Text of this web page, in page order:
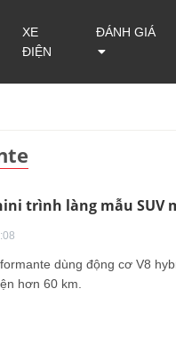
XE
ĐIỆN
ĐÁNH GIÁ
trình làng mẫu SUV
dùng động cơ V8
hơn 60 km.